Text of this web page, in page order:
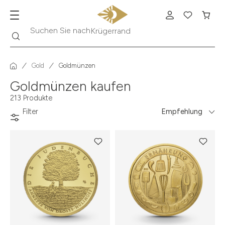
Suchen Sie nachKrügerrand
Gold Goldmünzen
Goldmünzen kaufen
213 Produkte
Filter
Empfehlung